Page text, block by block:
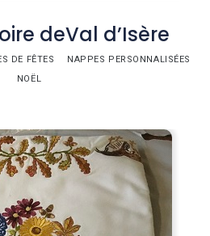
deVal d’Isère
DE FÊTES
NAPPES PERSONNALISÉES
NOËL